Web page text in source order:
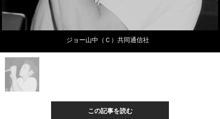
ジョー山中（Ｃ）共同通信社
この記事を読む